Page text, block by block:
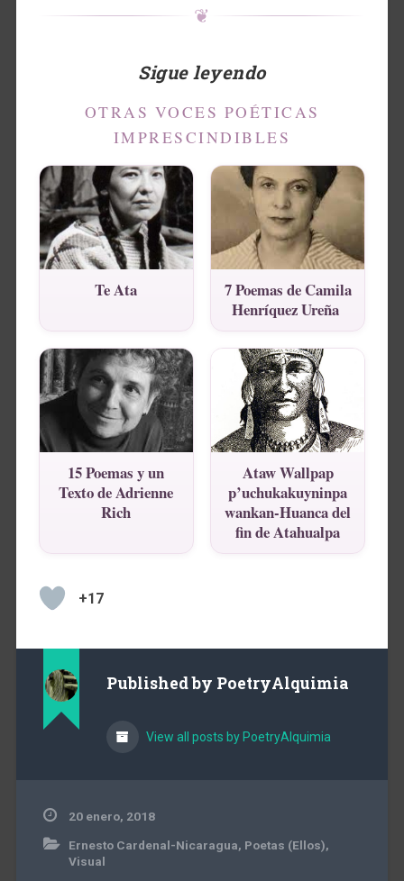
❦
Sigue leyendo
OTRAS VOCES POÉTICAS
IMPRESCINDIBLES
Te Ata
7 Poemas de Camila
Henríquez Ureña
15 Poemas y un
Texto de Adrienne
Rich
Ataw Wallpap
p’uchukakuyninpa
wankan-Huanca del
fin de Atahualpa
+17
Published by PoetryAlquimia
View all posts by PoetryAlquimia
20 enero, 2018
Ernesto Cardenal-Nicaragua, Poetas (Ellos),
Visual